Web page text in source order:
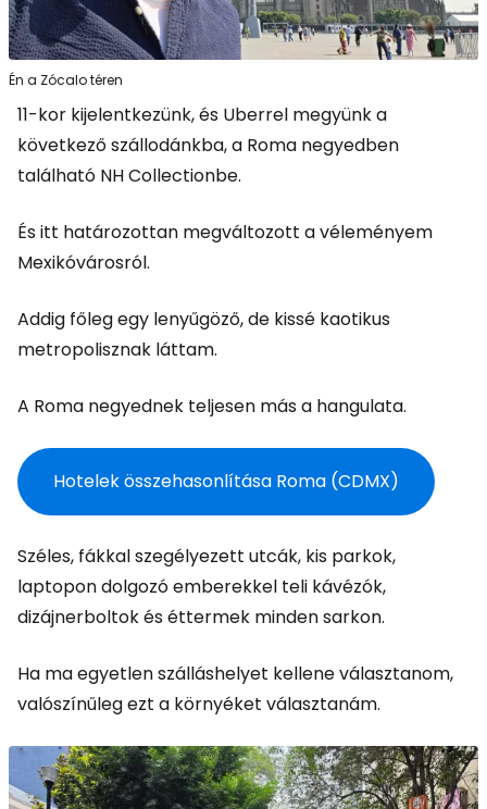
Én a Zócalo téren
11-kor kijelentkezünk, és Uberrel megyünk a
következő szállodánkba, a Roma negyedben
található NH Collectionbe.
És itt határozottan megváltozott a véleményem
Mexikóvárosról.
Addig főleg egy lenyűgöző, de kissé kaotikus
metropolisznak láttam.
A Roma negyednek teljesen más a hangulata.
Hotelek összehasonlítása Roma (CDMX)
Széles, fákkal szegélyezett utcák, kis parkok,
laptopon dolgozó emberekkel teli kávézók,
dizájnerboltok és éttermek minden sarkon.
Ha ma egyetlen szálláshelyet kellene választanom,
valószínűleg ezt a környéket választanám.